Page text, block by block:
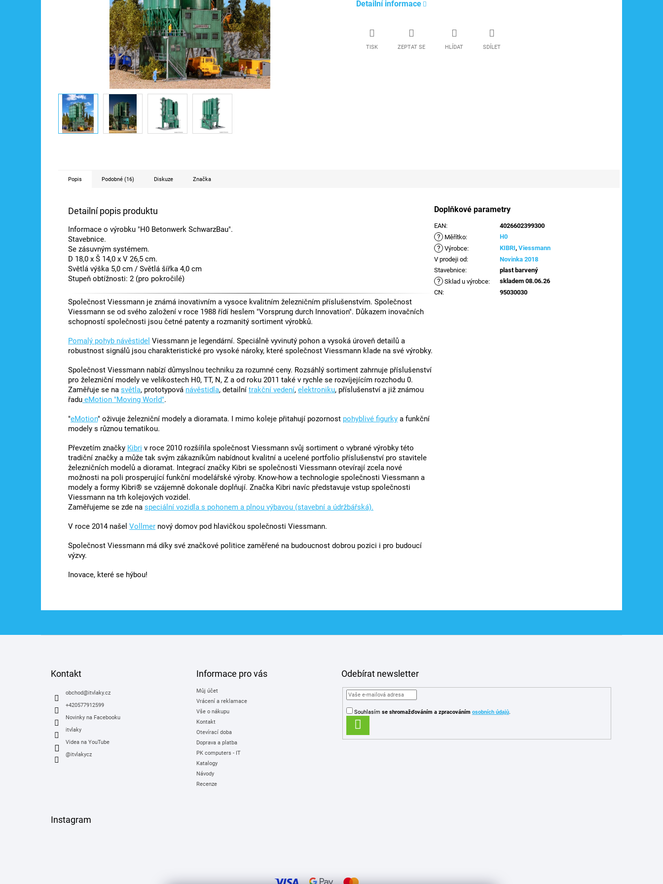
Detailní informace
TISK ZEPTAT SE HLÍDAT SDÍLET
Popis Podobné (16) Diskuze Značka
Detailní popis produktu
Informace o výrobku "H0 Betonwerk SchwarzBau".
Stavebnice.
Se zásuvným systémem.
D 18,0 x Š 14,0 x V 26,5 cm.
Světlá výška 5,0 cm / Světlá šířka 4,0 cm
Stupeň obtížnosti: 2 (pro pokročilé)
Společnost Viessmann je známá inovativním a vysoce kvalitním železničním příslušenstvím. Společnost
Viessmann se od svého založení v roce 1988 řídí heslem "Vorsprung durch Innovation". Důkazem inovačních
schopností společnosti jsou četné patenty a rozmanitý sortiment výrobků.
Pomalý pohyb návěstidel Viessmann je legendární. Speciálně vyvinutý pohon a vysoká úroveň detailů a
robustnost signálů jsou charakteristické pro vysoké nároky, které společnost Viessmann klade na své výrobky.
Společnost Viessmann nabízí důmyslnou techniku za rozumné ceny. Rozsáhlý sortiment zahrnuje příslušenství
pro železniční modely ve velikostech H0, TT, N, Z a od roku 2011 také v rychle se rozvíjejícím rozchodu 0.
Zaměřuje se na světla, prototypová návěstidla, detailní trakční vedení, elektroniku, příslušenství a již známou
řadu eMotion "Moving World".
"eMotion" oživuje železniční modely a dioramata. I mimo koleje přitahují pozornost pohyblivé figurky a funkční
modely s různou tematikou.
Převzetím značky Kibri v roce 2010 rozšířila společnost Viessmann svůj sortiment o vybrané výrobky této
tradiční značky a může tak svým zákazníkům nabídnout kvalitní a ucelené portfolio příslušenství pro stavitele
železničních modelů a dioramat. Integrací značky Kibri se společnosti Viessmann otevírají zcela nové
možnosti na poli prosperující funkční modelářské výroby. Know-how a technologie společnosti Viessmann a
modely a formy Kibri® se vzájemně dokonale doplňují. Značka Kibri navíc představuje vstup společnosti
Viessmann na trh kolejových vozidel.
Zaměřujeme se zde na speciální vozidla s pohonem a plnou výbavou (stavební a údržbářská).
V roce 2014 našel Vollmer nový domov pod hlavičkou společnosti Viessmann.
Společnost Viessmann má díky své značkové politice zaměřené na budoucnost dobrou pozici i pro budoucí
výzvy.
Inovace, které se hýbou!
Doplňkové parametry
EAN: 4026602399300
? Měřítko: H0
? Výrobce: KIBRI,Viessmann
V prodeji od:
Novinka 2018
Stavebnice: plast barvený
? Sklad u výrobce:
skladem 08.06.26
CN: 95030030
Kontakt
obchod@itvlaky.cz
+420577912599
Novinky na Facebooku
itvlaky
Videa na YouTube
@itvlakycz
Informace pro vás
Můj účet
Vrácení a reklamace
Vše o nákupu
Kontakt
Otevírací doba
Doprava a platba
PK computers - IT
Katalogy
Návody
Recenze
Odebírat newsletter
Souhlasím se shromažďováním a zpracováním osobních údajů.
SE
Instagram